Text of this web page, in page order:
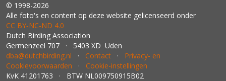
© 1998-2026
Alle foto's en content op deze website gelicenseerd onder
CC BY‑NC‑ND 4.0
Dutch Birding Association
Germenzeel 707 · 5403 XD Uden
dba@dutchbirding.nl · Contact · Privacy- en
Cookievoorwaarden · Cookie-instellingen
KvK 41201763 · BTW NL009750915B02